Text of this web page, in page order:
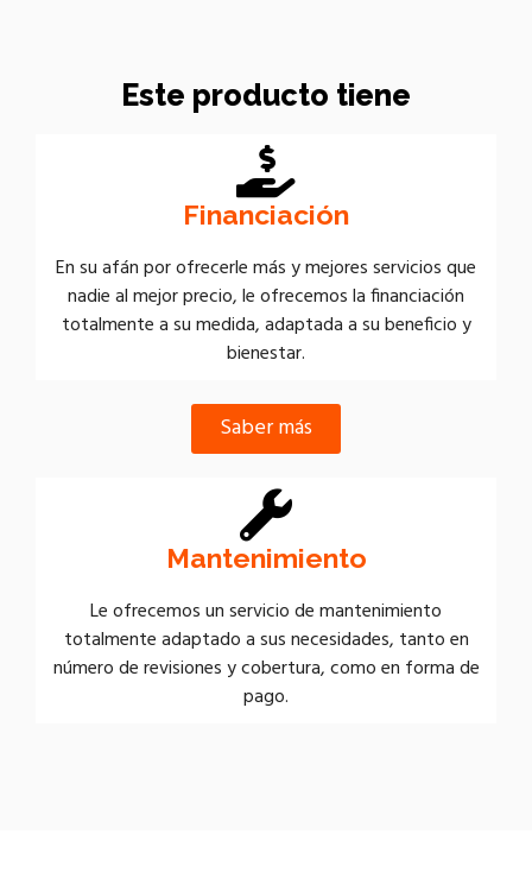
Este producto tiene
Financiación
En su afán por ofrecerle más y mejores servicios que
nadie al mejor precio, le ofrecemos la financiación
totalmente a su medida, adaptada a su beneficio y
bienestar.
Saber más
Mantenimiento
Le ofrecemos un servicio de mantenimiento
totalmente adaptado a sus necesidades, tanto en
número de revisiones y cobertura, como en forma de
pago.